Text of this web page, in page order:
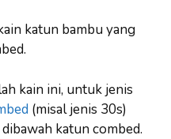
katun bambu yang
kain ini, untuk jenis
(misal jenis 30s)
katun combed.